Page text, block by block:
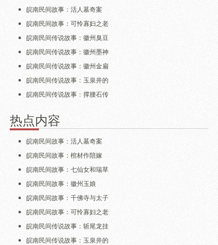
皖南民间故事：活人墓奇案
皖南民间故事：可怜寡妇之老
皖南民间传说故事：徽州臭豆
皖南民间传说故事：徽州墨神
皖南民间传说故事：徽州金扁
皖南民间传说故事：玉泉井的
皖南民间传说故事：撑腰石传
热点内容
皖南民间故事：活人墓奇案
皖南民间故事：棺材作陪嫁
皖南民间故事：七仙女和瑞草
皖南民间故事：徽州玉娘
皖南民间故事：千佛寺与太子
皖南民间故事：可怜寡妇之老
皖南民间传说故事：斩尾龙挂
皖南民间传说故事：玉泉井的